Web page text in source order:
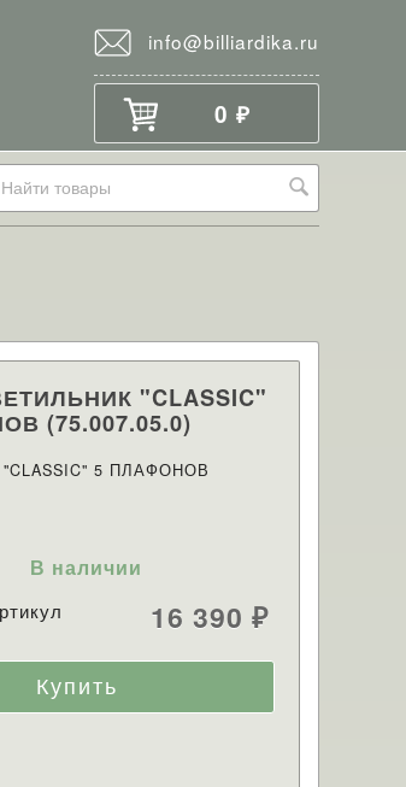
info@billiardika.ru
0 ₽
"CLASSIC"
(75.007.05.0)
5 ПЛАФОНОВ
В наличии
16 390 ₽